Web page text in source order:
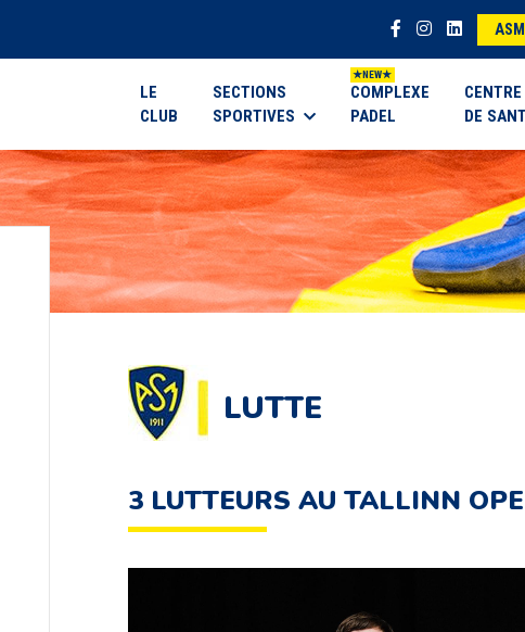
LE
CLUB
SECTIONS
SPORTIVES
COMPLEXE
PADEL
CENTRE
DE
LUTTE
3 LUTTEURS AU TALLINN